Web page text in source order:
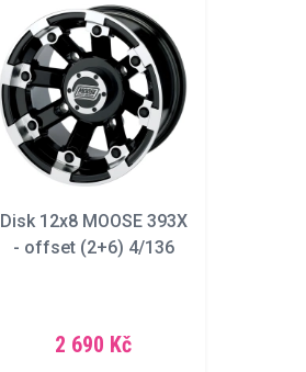
Disk 12x8 MOOSE 393X
- offset (2+6) 4/136
2 690 Kč